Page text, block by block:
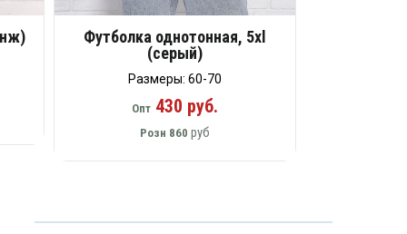
Футболка однотонная, 5xl
(серый)
Размеры: 60-70
Опт430 руб.
Розн 860 руб